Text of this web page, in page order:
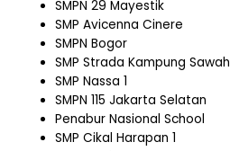
SMPN 29 Mayestik
SMP Avicenna Cinere
SMPN Bogor
SMP Strada Kampung Sawah
SMP Nassa 1
SMPN 115 Jakarta Selatan
Penabur Nasional School
SMP Cikal Harapan 1